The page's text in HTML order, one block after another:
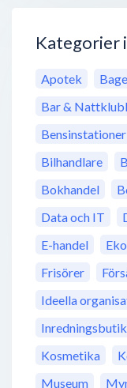
Kategorier
Apotek
Bar &
Bensinstationer
Bilhandlare
Bokhandel
Data och IT
E-handel
Frisörer
Ideella
Kosmetika
Museum